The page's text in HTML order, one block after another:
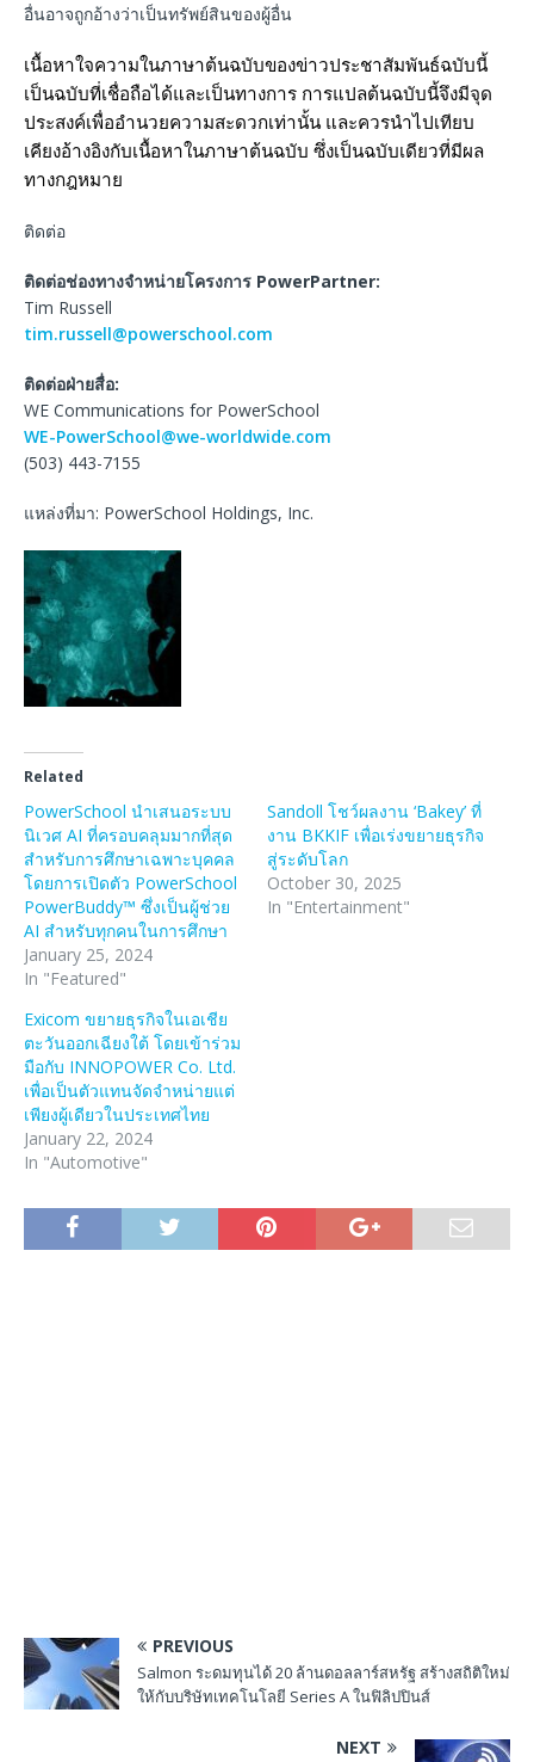
อื่นอาจถูกอ้างว่าเป็นทรัพย์สินของผู้อื่น
เนื้อหาใจความในภาษาต้นฉบับของข่าวประชาสัมพันธ์ฉบับนี้
เป็นฉบับที่เชื่อถือได้และเป็นทางการ การแปลต้นฉบับนี้จึงมีจุด
ประสงค์เพื่ออำนวยความสะดวกเท่านั้น และควรนำไปเทียบ
เคียงอ้างอิงกับเนื้อหาในภาษาต้นฉบับ ซึ่งเป็นฉบับเดียวที่มีผล
ทางกฎหมาย
ติดต่อ
ติดต่อช่องทางจำหน่ายโครงการ PowerPartner:
Tim Russell
tim.russell@powerschool.com
ติดต่อฝ่ายสื่อ:
WE Communications for PowerSchool
WE-PowerSchool@we-worldwide.com
(503) 443-7155
แหล่งที่มา: PowerSchool Holdings, Inc.
Related
PowerSchool นำเสนอระบบ
นิเวศ AI ที่ครอบคลุมมากที่สุด
สำหรับการศึกษาเฉพาะบุคคล
โดยการเปิดตัว PowerSchool
PowerBuddy™ ซึ่งเป็นผู้ช่วย
AI สำหรับทุกคนในการศึกษา
January 25, 2024
In "Featured"
Sandoll โชว์ผลงาน ‘Bakey’ ที่
งาน BKKIF เพื่อเร่งขยายธุรกิจ
สู่ระดับโลก
October 30, 2025
In "Entertainment"
Exicom ขยายธุรกิจในเอเชีย
ตะวันออกเฉียงใต้ โดยเข้าร่วม
มือกับ INNOPOWER Co. Ltd.
เพื่อเป็นตัวแทนจัดจำหน่ายแต่
เพียงผู้เดียวในประเทศไทย
January 22, 2024
In "Automotive"
PREVIOUS
Salmon ระดมทุนได้ 20 ล้านดอลลาร์สหรัฐ สร้างสถิติใหม่
ให้กับบริษัทเทคโนโลยี Series A ในฟิลิปปินส์
NEXT